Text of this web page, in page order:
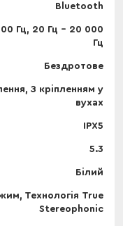
Bluetooth
Гц, 20 Гц – 20 000
Гц
Бездротове
З кріпленням у
вухах
IPX5
5.3
Білий
Технологія True
Stereophonic